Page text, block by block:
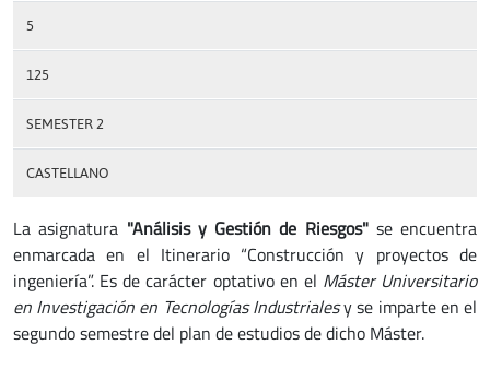
5
125
SEMESTER 2
CASTELLANO
La asignatura "Análisis y Gestión de Riesgos"se encuentra
enmarcada en el Itinerario “Construcción y proyectos de
ingeniería”. Es de carácter optativo en el Máster Universitario
en Investigación en Tecnologías Industrialesy se imparte en el
segundo semestre del plan de estudios de dicho Máster.